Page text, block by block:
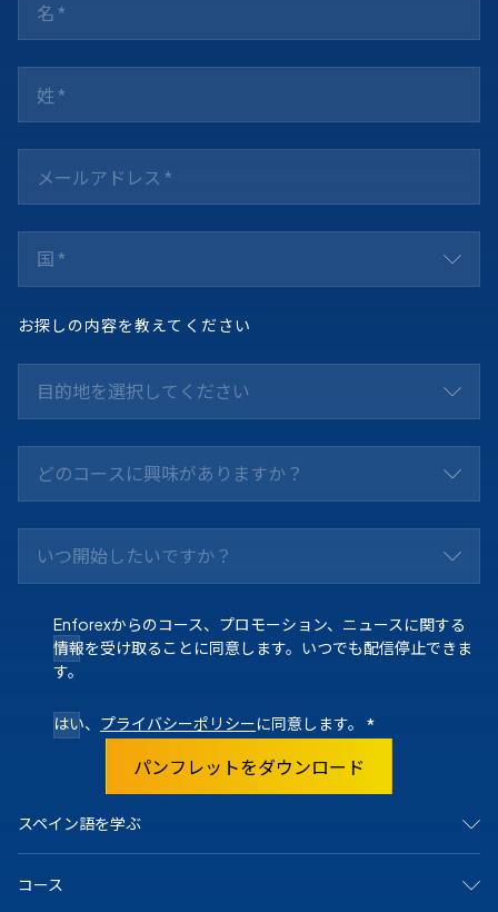
スペイン語を学ぶ
マドリード
コース
国 *
お探しの内容を教えてください
目的地を選択してください
どのコースに興味がありますか？
いつ開始したいですか？
Enforexからのコース、プロモーション、ニュースに関する
情報を受け取ることに同意します。いつでも配信停止できま
す。
はい、 プライバシーポリシーに同意します。
*
パンフレットをダウンロード